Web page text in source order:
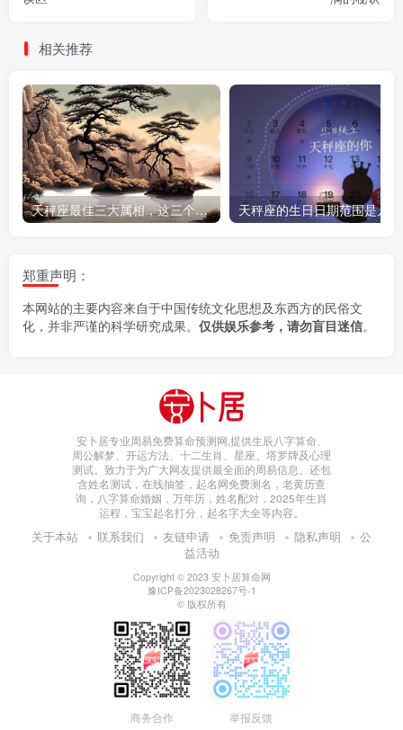
相关推荐
天秤座最佳三大属相，这三个生肖注定让天秤座好运连连
郑重声明：
本网站的主要内容来自于中国传统文化思想及东西方的民俗文
化，并非严谨的科学研究成果。 仅供娱乐参考，请勿盲目迷信。
安卜居专业周易免费算命预测网,提供生辰八字算命、
周公解梦、开运方法、十二生肖、星座、塔罗牌及心理
测试。致力于为广大网友提供最全面的周易信息。还包
含姓名测试，在线抽签，起名网免费测名，老黄历查
询，八字算命婚姻，万年历，姓名配对，2025年生肖
运程，宝宝起名打分，起名字大全等内容。
关于本站 联系我们 友链申请 免责声明 隐私声明
公
益活动
Copyright © 2023 安卜居算命网
豫ICP备2023028267号-1
© 版权所有
商务合作 举报反馈